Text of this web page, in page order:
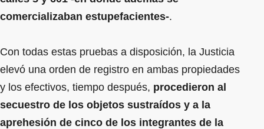
comercializaban estupefacientes-.
Con todas estas pruebas a disposición, la Justicia
elevó una orden de registro en ambas propiedades
y los efectivos, tiempo después, procedieron al
secuestro de los objetos sustraídos y a la
aprehesión de cinco de los integrantes de la